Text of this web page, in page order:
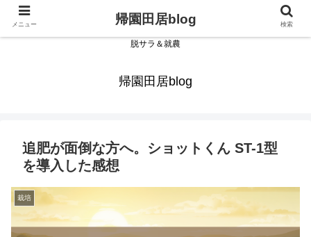
脱サラ＆就農
帰園田居blog
追肥が面倒な方へ。ショットくん ST-1型
を導入した感想
栽培
メニュー 帰園田居blog 検索